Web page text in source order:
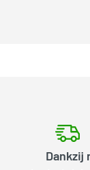
Dankzij